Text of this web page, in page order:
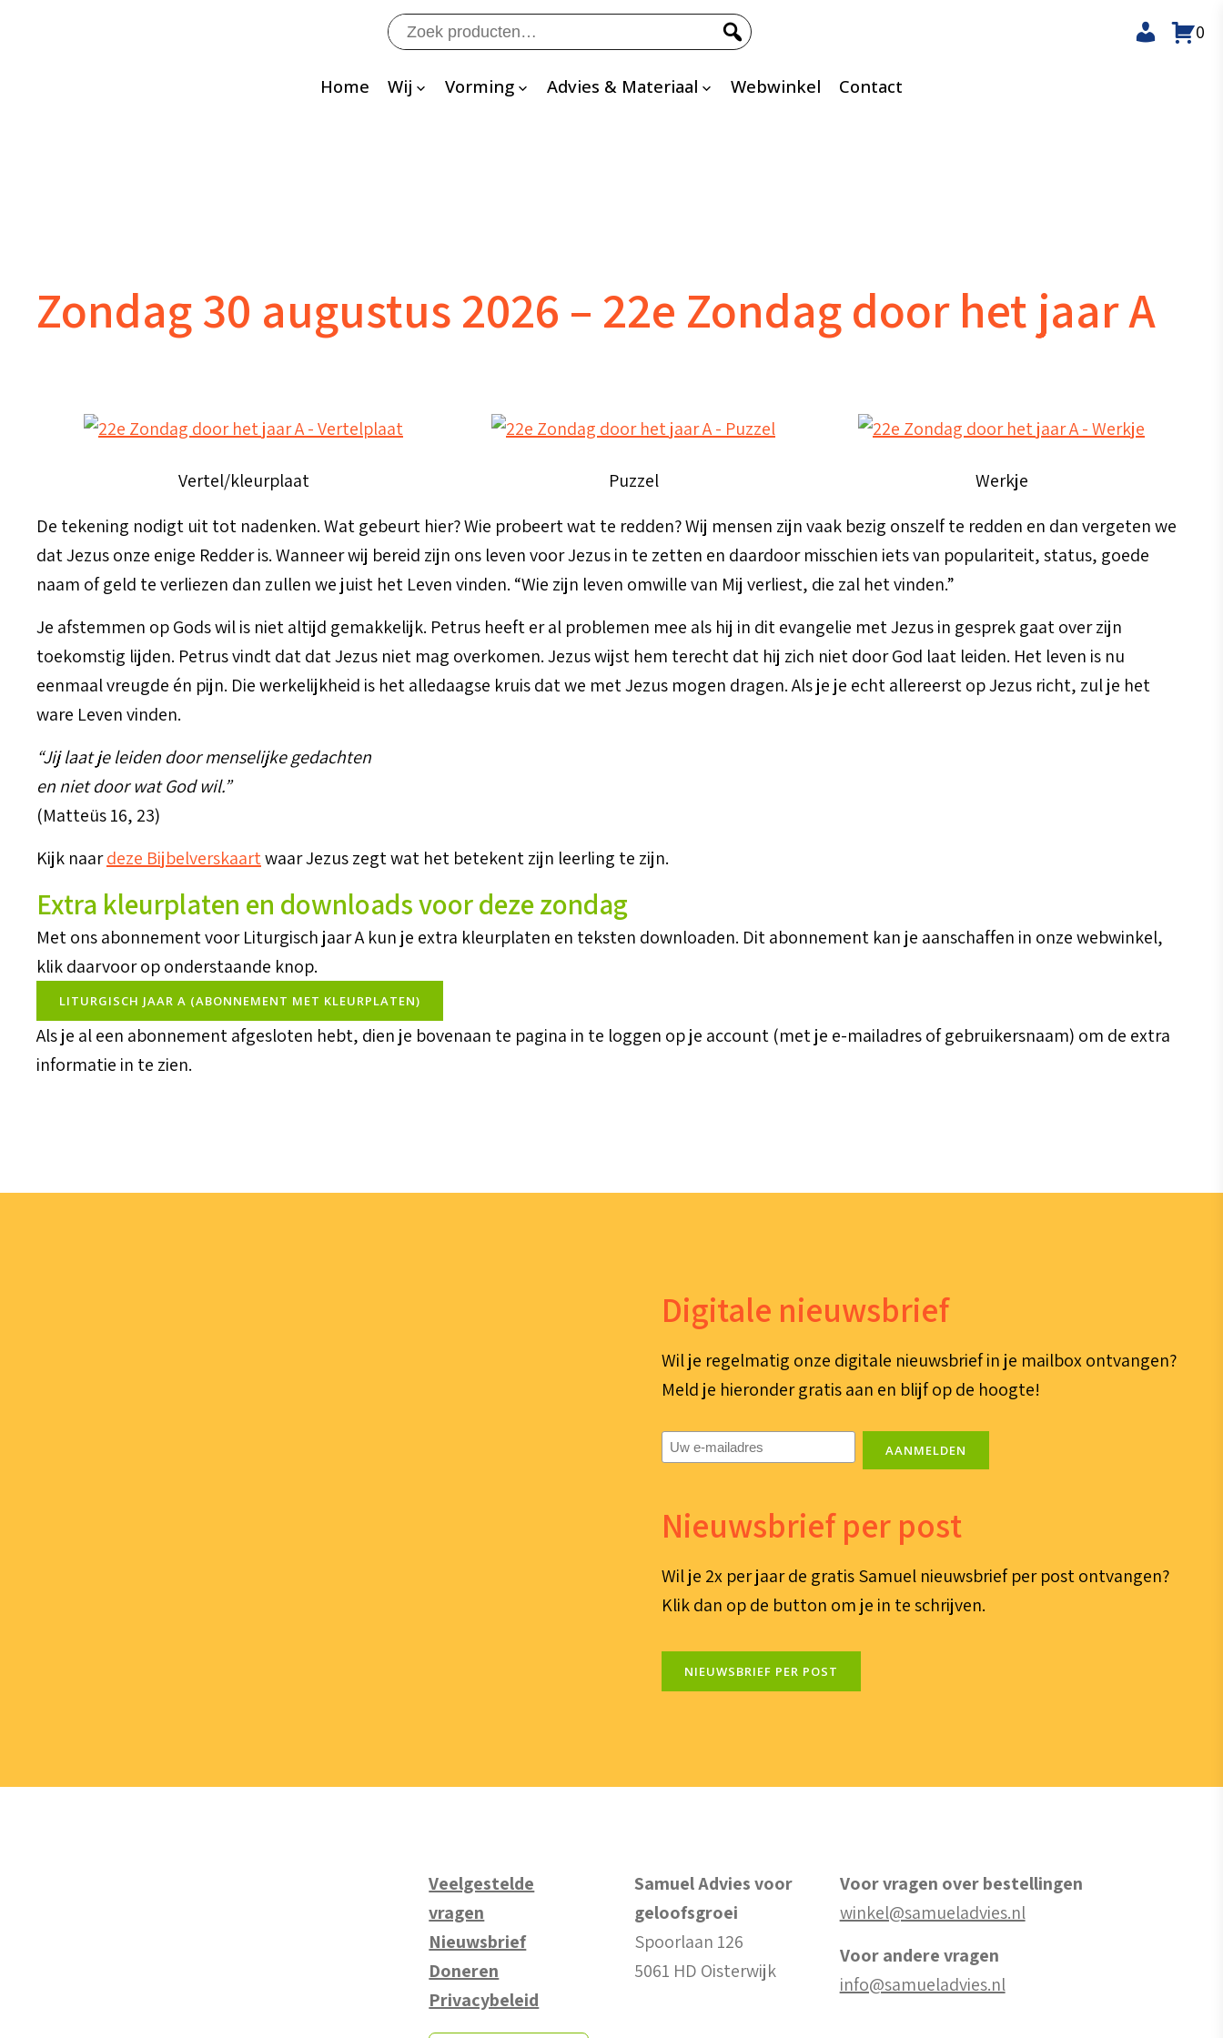
Zoeken
naar:
Home Wij Vorming Advies & Materiaal Webwinkel Contact
0
Zondag 30 augustus 2026 – 22e Zondag door het jaar A
Vertel/kleurplaat Puzzel
Werkje
De tekening nodigt uit tot nadenken. Wat gebeurt hier? Wie probeert wat te redden? Wij mensen zijn vaak bezig onszelf te redden en dan vergeten we
dat Jezus onze enige Redder is. Wanneer wij bereid zijn ons leven voor Jezus in te zetten en daardoor misschien iets van populariteit, status, goede
naam of geld te verliezen dan zullen we juist het Leven vinden. “Wie zijn leven omwille van Mij verliest, die zal het vinden.”
Je afstemmen op Gods wil is niet altijd gemakkelijk. Petrus heeft er al problemen mee als hij in dit evangelie met Jezus in gesprek gaat over zijn
toekomstig lijden. Petrus vindt dat dat Jezus niet mag overkomen. Jezus wijst hem terecht dat hij zich niet door God laat leiden. Het leven is nu
eenmaal vreugde én pijn. Die werkelijkheid is het alledaagse kruis dat we met Jezus mogen dragen. Als je je echt allereerst op Jezus richt, zul je het
ware Leven vinden.
“Jij laat je leiden door menselijke gedachten
en niet door wat God wil.”
(Matteüs 16, 23)
Kijk naardeze Bijbelverskaartwaar Jezus zegt wat het betekent zijn leerling te zijn.
Extra kleurplaten en downloads voor deze zondag
Met ons abonnement voor Liturgisch jaar A kun je extra kleurplaten en teksten downloaden. Dit abonnement kan je aanschaffen in onze webwinkel,
klik daarvoor op onderstaande knop.
LITURGISCH JAAR A (ABONNEMENT MET KLEURPLATEN)
Als je al een abonnement afgesloten hebt, dien je bovenaan te pagina in te loggen op je account (met je e-mailadres of gebruikersnaam) om de extra
informatie in te zien.
Digitale nieuwsbrief
Wil je regelmatig onze digitale nieuwsbrief in je mailbox ontvangen?
Meld je hieronder gratis aan en blijf op de hoogte!
E-
mailadres(Vereist)
AANMELDEN
Nieuwsbrief per post
Wil je 2x per jaar de gratis Samuel nieuwsbrief per post ontvangen?
Klik dan op de button om je in te schrijven.
NIEUWSBRIEF PER POST
Veelgestelde
vragen
Nieuwsbrief
Doneren
Privacybeleid
Samuel Advies voor
geloofsgroei
Spoorlaan 126
5061 HD Oisterwijk
Voor vragen over bestellingen
winkel@samueladvies.nl
Voor andere vragen
info@samueladvies.nl